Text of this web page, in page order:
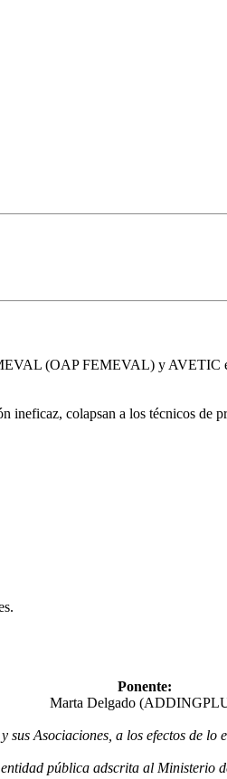
(OAP FEMEVAL) y
colapsan a los técnicos de
Ponente:
Marta Delgado
Asociaciones, a los efectos de
pública adscrita al